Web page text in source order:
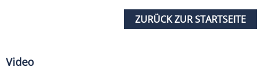
ZURÜCK ZUR STARTSEITE
Video